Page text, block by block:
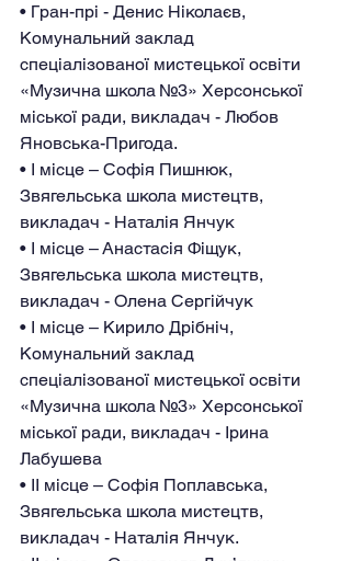
• Гран-прі - Денис Ніколаєв,
Комунальний заклад
спеціалізованої мистецької освіти
«Музична школа №3» Херсонської
міської ради, викладач - Любов
Яновська-Пригода.
• І місце – Софія Пишнюк,
Звягельська школа мистецтв,
викладач - Наталія Янчук
• І місце – Анастасія Фіщук,
Звягельська школа мистецтв,
викладач - Олена Сергійчук
• І місце – Кирило Дрібніч,
Комунальний заклад
спеціалізованої мистецької освіти
«Музична школа №3» Херсонської
міської ради, викладач - Ірина
Лабушева
• ІІ місце – Софія Поплавська,
Звягельська школа мистецтв,
викладач - Наталія Янчук.